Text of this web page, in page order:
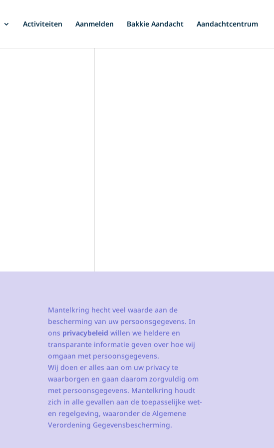
Activiteiten Aanmelden Bakkie Aandacht Aandachtcentrum
Mantelkring hecht veel waarde aan de
bescherming van uw persoonsgegevens. In
ons privacybeleid willen we heldere en
transparante informatie geven over hoe wij
omgaan met persoonsgegevens.
Wij doen er alles aan om uw privacy te
waarborgen en gaan daarom zorgvuldig om
met persoonsgegevens. Mantelkring houdt
zich in alle gevallen aan de toepasselijke wet-
en regelgeving, waaronder de Algemene
Verordening Gegevensbescherming.